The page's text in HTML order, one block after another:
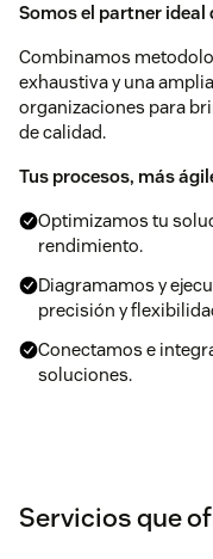
Somos el partner ideal
Combinamos
exhaustiva y una
organizaciones para
de calidad.
Tus procesos, más
Optimizamos tu
rendimiento.
Diagramamos y
precisión y
Conectamos e
soluciones.
Servicios que